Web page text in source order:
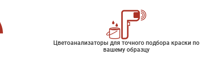
Цветоанализаторы для точного подбора краски по
вашему образцу